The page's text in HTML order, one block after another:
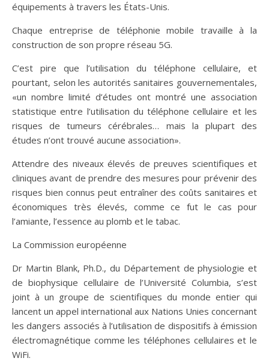
équipements à travers les États-Unis.
Chaque entreprise de téléphonie mobile travaille à la
construction de son propre réseau 5G.
C’est pire que l’utilisation du téléphone cellulaire, et
pourtant, selon les autorités sanitaires gouvernementales,
«un nombre limité d’études ont montré une association
statistique entre l’utilisation du téléphone cellulaire et les
risques de tumeurs cérébrales… mais la plupart des
études n’ont trouvé aucune association».
Attendre des niveaux élevés de preuves scientifiques et
cliniques avant de prendre des mesures pour prévenir des
risques bien connus peut entraîner des coûts sanitaires et
économiques très élevés, comme ce fut le cas pour
l’amiante, l’essence au plomb et le tabac.
La Commission européenne
Dr Martin Blank, Ph.D., du Département de physiologie et
de biophysique cellulaire de l’Université Columbia, s’est
joint à un groupe de scientifiques du monde entier qui
lancent un appel international aux Nations Unies concernant
les dangers associés à l’utilisation de dispositifs à émission
électromagnétique comme les téléphones cellulaires et le
WiFi.